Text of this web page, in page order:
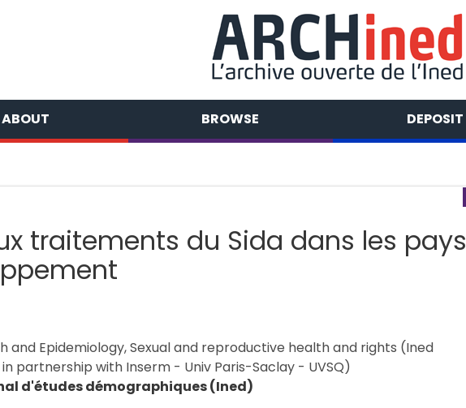
ABOUT BROWSE DEPOSIT
traitements du Sida dans les pays
and Epidemiology, Sexual and reproductive health and rights (Ined
partnership with Inserm - Univ Paris-Saclay - UVSQ)
d'études démographiques (Ined)